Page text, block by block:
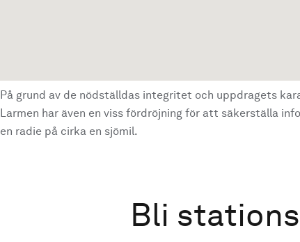
På grund av de nödställdas integritet och uppdragets
Larmen har även en viss fördröjning för att säkerställa
en radie på cirka en sjömil.
Bli